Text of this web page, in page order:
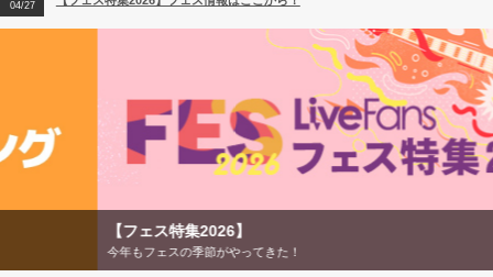
04/27
2026
【ライブ動員ランキング】2026年上半期編発表！
【フェス特集2026】
今年もフェスの季節がやってきた！